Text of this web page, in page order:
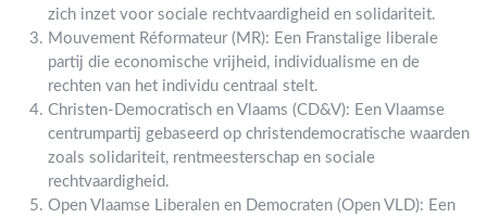
zich inzet voor sociale rechtvaardigheid en solidariteit.
Mouvement Réformateur (MR): Een Franstalige liberale
partij die economische vrijheid, individualisme en de
rechten van het individu centraal stelt.
Christen-Democratisch en Vlaams (CD&V): Een Vlaamse
centrumpartij gebaseerd op christendemocratische waarden
zoals solidariteit, rentmeesterschap en sociale
rechtvaardigheid.
Open Vlaamse Liberalen en Democraten (Open VLD): Een